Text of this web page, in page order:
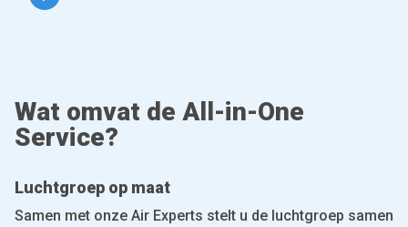
Wat omvat de All-in-One
Service?
Luchtgroep op maat
Samen met onze Air Experts stelt u de luchtgroep samen